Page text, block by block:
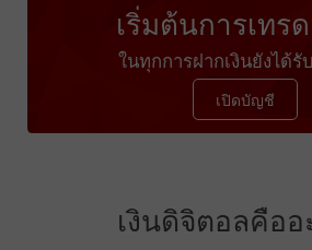
เริ่มต้นการเทร
ในทุกการฝากเงินยังได้รั
เปิดบัญชี
เงินดิจิตอลคืออ